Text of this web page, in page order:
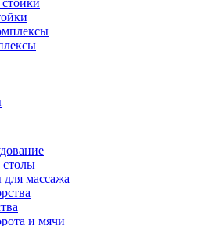
для массажа